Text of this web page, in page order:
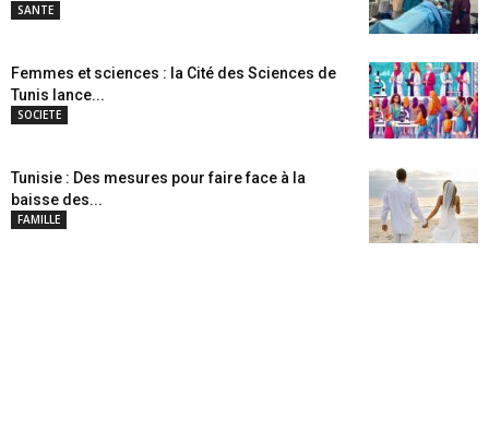
SANTE
Femmes et sciences : la Cité des Sciences de
Tunis lance...
SOCIETE
Tunisie : Des mesures pour faire face à la
baisse des...
FAMILLE